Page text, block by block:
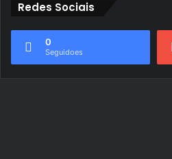
Redes Sociais
0
Seguidoes